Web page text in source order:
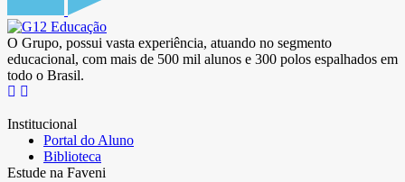
O Grupo, possui vasta experiência, atuando no segmento
educacional, com mais de 500 mil alunos e 300 polos espalhados em
todo o Brasil.
Institucional
Portal do Aluno
Biblioteca
Estude na Faveni